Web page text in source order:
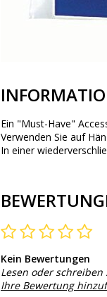
Ein "Must-Have"
Verwenden Sie auf
In einer
Kein Bewertungen
Lesen oder
Ihre Bewertung